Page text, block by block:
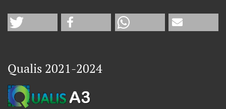
Qualis 2021-2024